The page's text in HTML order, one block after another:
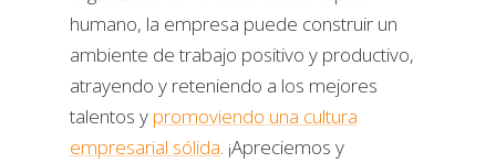
humano, la empresa puede construir un
ambiente de trabajo positivo y productivo,
atrayendo y reteniendo a los mejores
talentos y promoviendo una cultura
empresarial sólida. ¡Apreciemos y